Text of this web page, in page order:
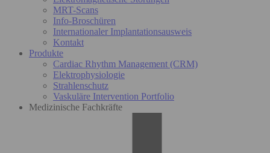
MRT-Scans
Info-Broschüren
Internationaler Implantationsausweis
Kontakt
Produkte
Cardiac Rhythm Management (CRM)
Elektrophysiologie
Strahlenschutz
Vaskuläre Intervention Portfolio
Medizinische Fachkräfte